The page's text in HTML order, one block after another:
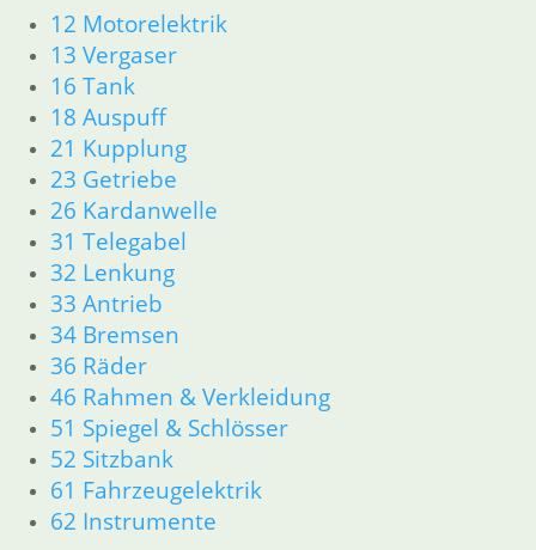
12 Motorelektrik
13 Vergaser
16 Tank
18 Auspuff
21 Kupplung
23 Getriebe
26 Kardanwelle
31 Telegabel
32 Lenkung
33 Antrieb
34 Bremsen
36 Räder
46 Rahmen & Verkleidung
51 Spiegel & Schlösser
52 Sitzbank
61 Fahrzeugelektrik
62 Instrumente
16 Tank
18 Auspuff
21 Kupplung
23 Getriebe
26 Kardanwelle
31 Telegabel
32 Lenkung
33 Antrieb
34 Bremsen
36 Räder
46 Rahmen & Verkleidung
51 Spiegel & Schlösser
61 Fahrzeugelektrik
62 Instrumente
63 Scheinwerfer
R50/5 – R75/5
11 Motor
Dichtungen
Kolben/Kolbenringe
Zylinderkopf